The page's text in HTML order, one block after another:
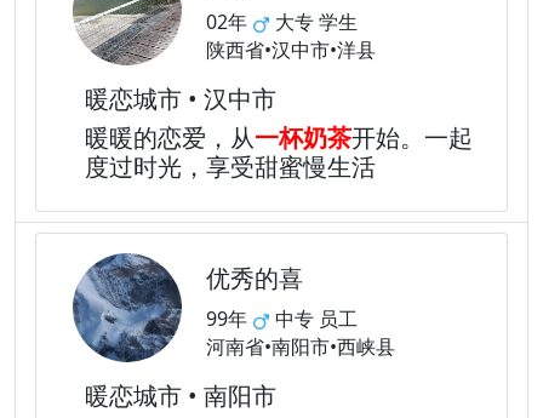
02年
大专 学生
陕西省•汉中市•洋县
暖恋城市 • 汉中市
暖暖的恋爱，从一杯奶茶开始。一起
度过时光，享受甜蜜慢生活
优秀的喜
99年
中专 员工
河南省•南阳市•西峡县
暖恋城市 • 南阳市